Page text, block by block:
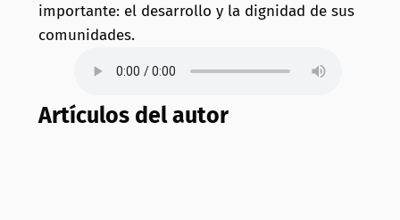
importante: el desarrollo y la dignidad de sus
comunidades.
Artículos del autor